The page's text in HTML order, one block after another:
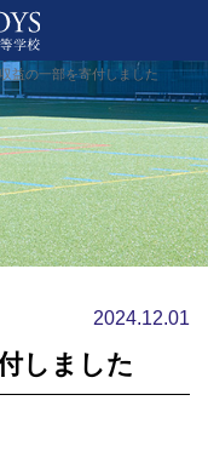
益の一部を寄付しました
2024.12.01
しました